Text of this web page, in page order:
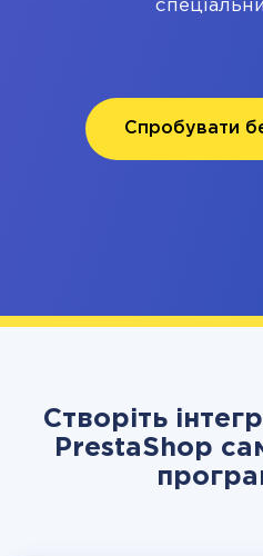
Спробувати
Створіть
PrestaShop